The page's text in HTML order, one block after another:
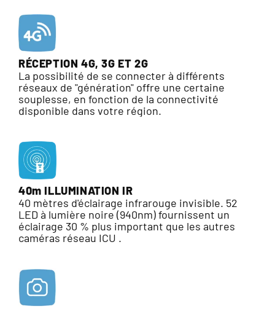
RÉCEPTION 4G, 3G ET 2G
La possibilité de se connecter à différents
réseaux de "génération" offre une certaine
souplesse, en fonction de la connectivité
disponible dans votre région.
40m ILLUMINATION IR
40 mètres d'éclairage infrarouge invisible. 52
LED à lumière noire (940nm) fournissent un
éclairage 30 % plus important que les autres
caméras réseau ICU .